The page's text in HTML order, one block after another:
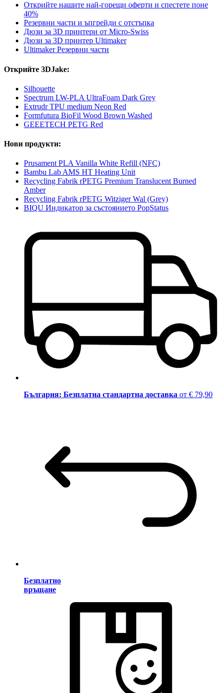
Открийте нашите най-горещи оферти и спестете поне
40%
Резервни части и ъпгрейди с отстъпка
Дюзи за 3D принтери от Micro-Swiss
Дюзи за 3D принтер Ultimaker
Ultimaker Резервни части
Открийте 3DJake:
Silhouette
Spectrum LW-PLA UltraFoam Dark Grey
Extrudr TPU medium Neon Red
Formfutura BioFil Wood Brown Washed
GEEETECH PETG Red
Нови продукти:
Prusament PLA Vanilla White Refill (NFC)
Bambu Lab AMS HT Heating Unit
Recycling Fabrik rPETG Premium Translucent Burned
Amber
Recycling Fabrik rPETG Witziger Wal (Grey)
BIQU Индикатор за състоянието PopStatus
България: Безплатна стандартна доставка от € 79,90
Безплатно
връщане